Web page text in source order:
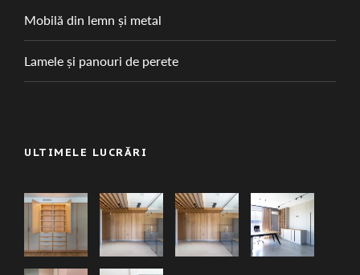
Mobilă din lemn și metal
Lamele și panouri de perete
ULTIMELE LUCRĂRI